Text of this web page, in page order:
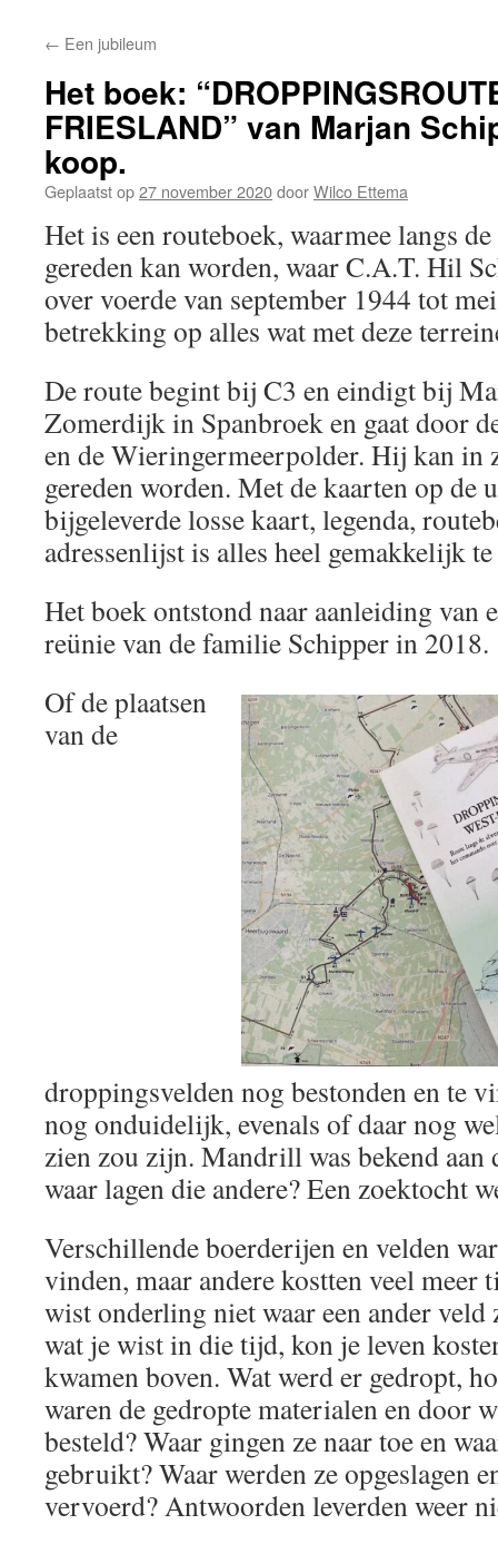
← Een jubileum
Het boek:
FRIESLAND” van Marjan
koop.
Geplaatst op27 november 2020doorWilco Ettema
Het is een routeboek, waarmee langs
gereden kan worden, waar C.A.T. Hil
over voerde van september 1944 tot
betrekking op alles wat met deze
De route begint bij C3 en eindigt bij
Zomerdijk in Spanbroek en gaat door
en de Wieringermeerpolder. Hij kan in
gereden worden. Met de kaarten op de
bijgeleverde losse kaart, legenda,
adressenlijst is alles heel gemakkelijk
Het boek ontstond naar aanleiding van
reünie van de familie Schipper in 2018.
Of de plaatsen
van de
droppingsvelden nog bestonden en te
nog onduidelijk, evenals of daar nog
zien zou zijn. Mandrill was bekend
waar lagen die andere? Een zoektocht
Verschillende boerderijen en velden
vinden, maar andere kostten veel meer
wist onderling niet waar een ander veld
wat je wist in die tijd, kon je leven
kwamen boven. Wat werd er gedropt,
waren de gedropte materialen en door
besteld? Waar gingen ze naar toe en
gebruikt? Waar werden ze opgeslagen
vervoerd? Antwoorden leverden weer